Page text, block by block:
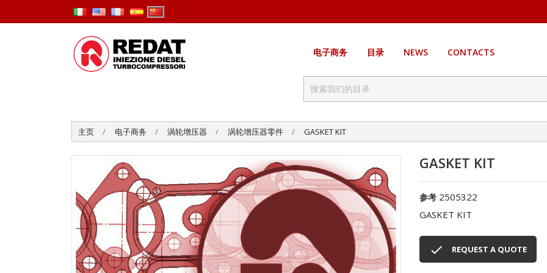
电子商务 目录 NEWS CONTACTS
主页 电子商务 涡轮增压器 涡轮增压器零件 GASKET KIT
GASKET KIT
参考 2505322
GASKET KIT
 REQUEST A QUOTE